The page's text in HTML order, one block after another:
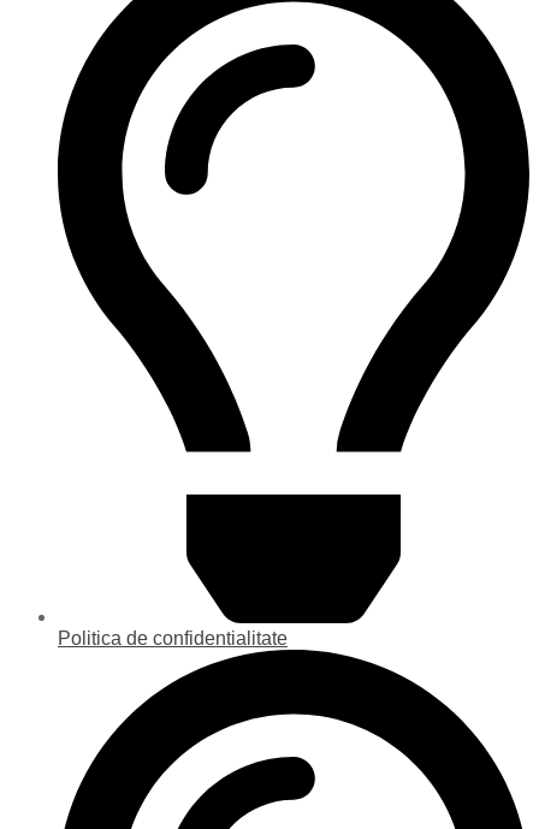
Politica de confidentialitate